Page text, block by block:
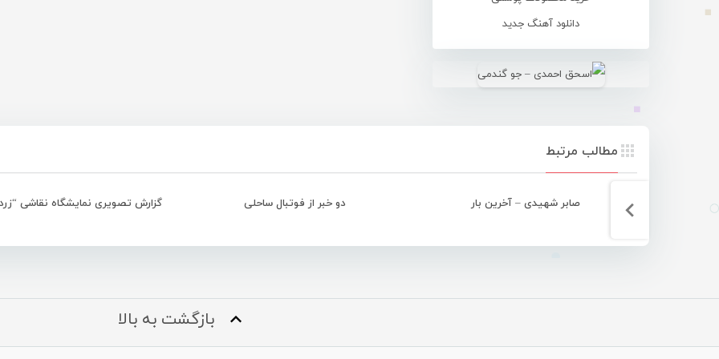
دانلود آهنگ جدید
مطالب مرتبط
صابر شهیدی – آخرین بار دو خبر از فوتبال ساحلی گزارش تصویری نمایشگاه نقاشی
بازگشت به بالا